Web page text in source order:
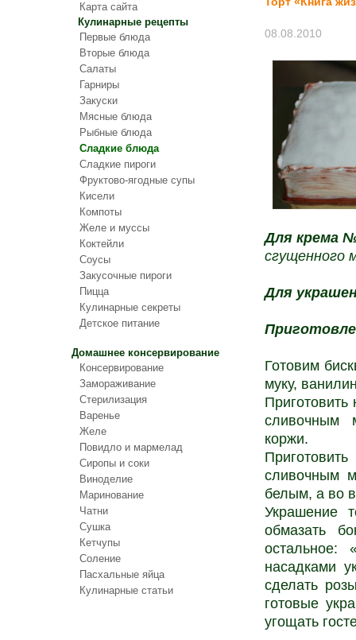
Карта сайта
Кулинарные рецепты
Первые блюда
Вторые блюда
Салаты
Гарниры
Закуски
Мясные блюда
Рыбные блюда
Сладкие блюда
Сладкие пироги
Фруктово-ягодные супы
Кисели
Компоты
Желе и муссы
Коктейли
Соусы
Закусочные пироги
Пицца
Кулинарные секреты
Детское питание
Домашнее консервирование
Консервирование
Замораживание
Стерилизация
Варенье
Желе
Повидло и мармелад
Сиропы и соки
Виноделие
Маринование
Чатни
Сушка
Кетчупы
Соление
Пасхальные яйца
Кулинарные статьи
08.08.2010
Для крема
сгущенного
Для
Готовим
муку,
сливочным
коржи.
сливочным
белым, а во
Украшение
обмазать
остальное:
насадками
сделать
готовые
угощать